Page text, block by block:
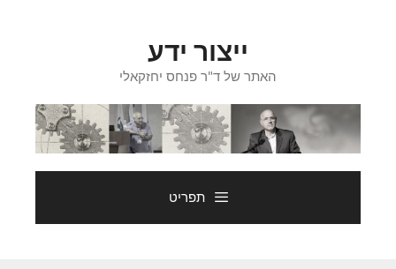
ייצור ידע
האתר של ד"ר פנחס יחזקאלי
תפריט